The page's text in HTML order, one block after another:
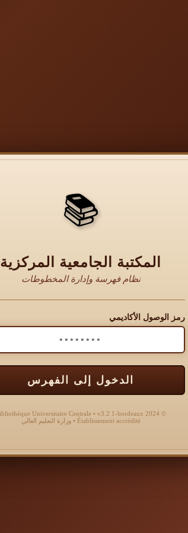
📚
المكتبة الجامعية المركزية
نظام فهرسة وإدارة المخطوطات
رمز الوصول الأكاديمي
الدخول إلى الفهرس
© 2024 Bibliothèque Universitaire Centrale • v3.2.1-bordeaux
Établissement accrédité • وزارة التعليم العالي